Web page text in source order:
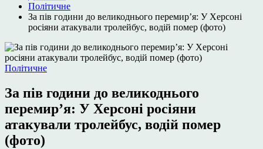
Політичне
За пів години до великоднього перемир’я: У Херсоні
росіяни атакували тролейбус, водій помер (фото)
Опублікувати
Політичне
За пів години до великоднього
перемир’я: У Херсоні росіяни
атакували тролейбус, водій помер
(фото)